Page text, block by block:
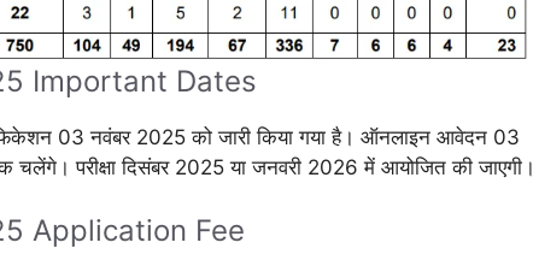
Important Dates
03 नवंबर 2025 को जारी किया गया है। ऑनलाइन आवेदन 03
परीक्षा दिसंबर 2025 या जनवरी 2026 में आयोजित की जाएगी।
Application Fee